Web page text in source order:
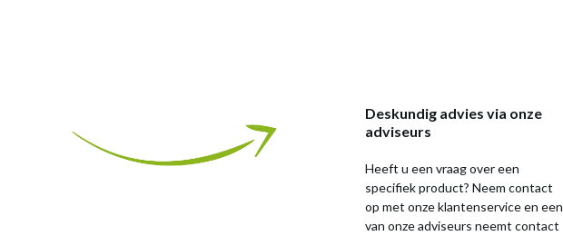
Deskundig advies via onze
adviseurs
Heeft u een vraag over een
specifiek product? Neem contact
op met onze klantenservice en een
van onze adviseurs neemt contact